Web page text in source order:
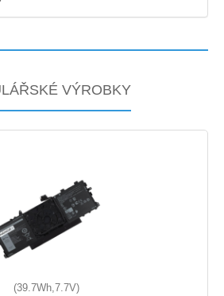
VÝROBKY
(39.7Wh,7.7V)